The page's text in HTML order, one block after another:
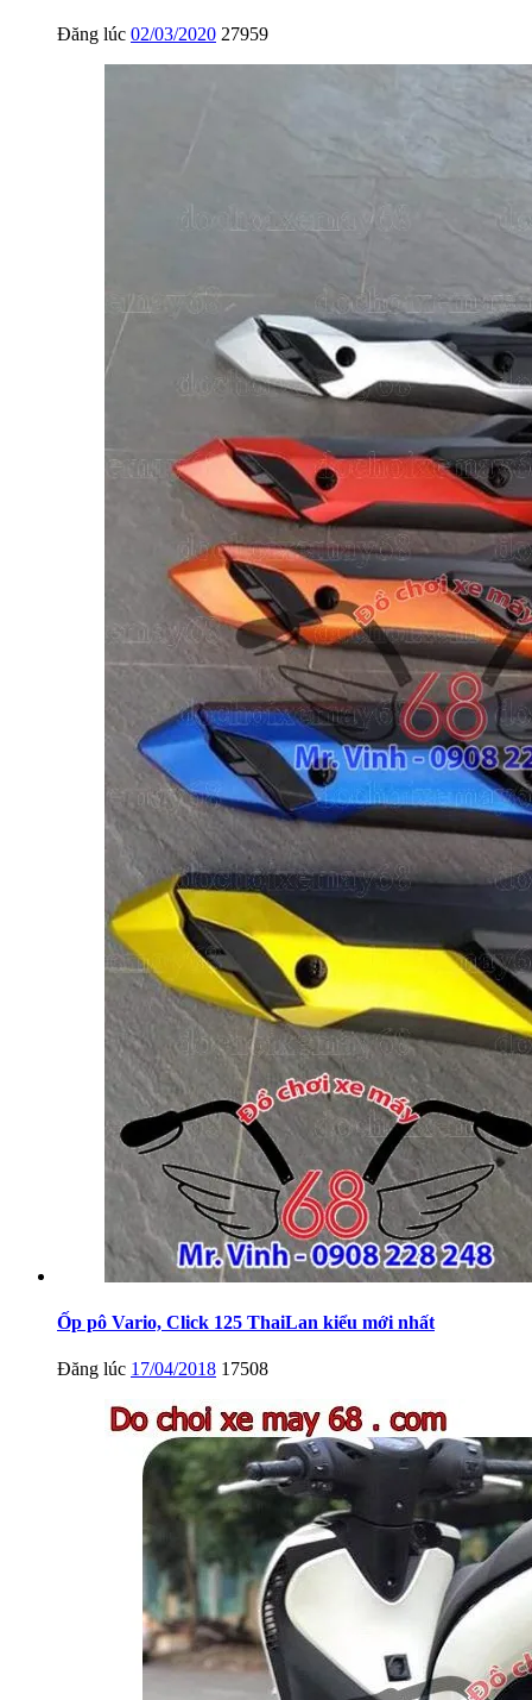
Đăng lúc 02/03/2020 27959
Ốp pô Vario, Click 125 ThaiLan kiểu mới nhất
Đăng lúc 17/04/2018 17508